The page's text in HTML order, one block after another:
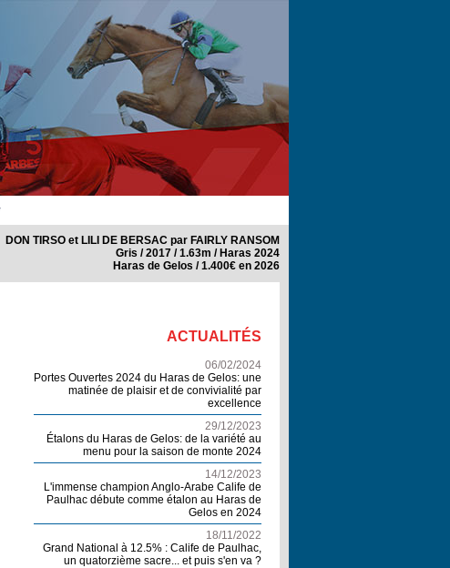
DON TIRSO et LILI DE BERSAC par FAIRLY RANSOM
Gris / 2017 / 1.63m / Haras 2024
Haras de Gelos / 1.400€ en 2026
ACTUALITÉS
06/02/2024
Portes Ouvertes 2024 du Haras de Gelos: une
matinée de plaisir et de convivialité par
excellence
29/12/2023
Étalons du Haras de Gelos: de la variété au
menu pour la saison de monte 2024
14/12/2023
L'immense champion Anglo-Arabe Calife de
Paulhac débute comme étalon au Haras de
Gelos en 2024
18/11/2022
Grand National à 12.5% : Calife de Paulhac,
un quatorzième sacre... et puis s'en va ?